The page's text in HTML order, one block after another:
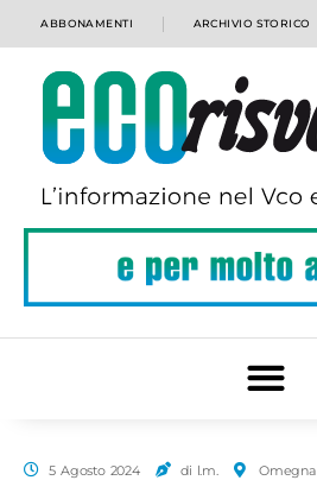
ABBONAMENTI ARCHIVIO STORICO
5 Agosto 2024 di l.m. Omegna